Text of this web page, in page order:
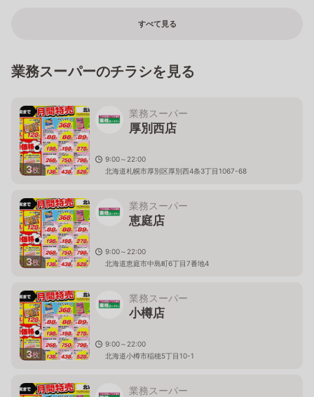
すべて見る
業務スーパーのチラシを見る
3枚
業務スーパー
厚別西店
9:00～22:00
北海道札幌市厚別区厚別西4条3丁目1067-68
3枚
業務スーパー
恵庭店
9:00～22:00
北海道恵庭市中島町6丁目7番地4
3枚
業務スーパー
小樽店
9:00～22:00
北海道小樽市稲穂5丁目10-1
業務スーパー